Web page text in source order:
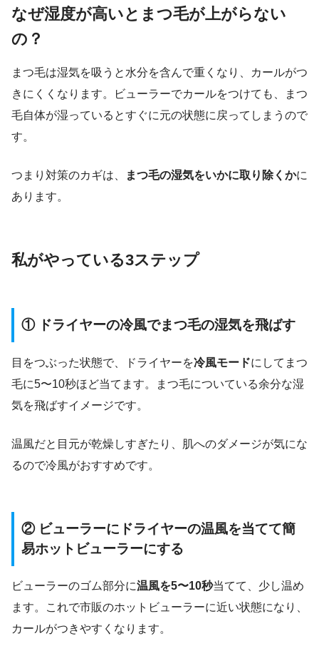
なぜ湿度が高いとまつ毛が上がらない
の？
まつ毛は湿気を吸うと水分を含んで重くなり、カールがつ
きにくくなります。ビューラーでカールをつけても、まつ
毛自体が湿っているとすぐに元の状態に戻ってしまうので
す。
つまり対策のカギは、 まつ毛の湿気をいかに取り除くかに
あります。
私がやっている3ステップ
① ドライヤーの冷風でまつ毛の湿気を飛ばす
目をつぶった状態で、ドライヤーを冷風モードにしてまつ
毛に5〜10秒ほど当てます。まつ毛についている余分な湿
気を飛ばすイメージです。
温風だと目元が乾燥しすぎたり、肌へのダメージが気にな
るので冷風がおすすめです。
② ビューラーにドライヤーの温風を当てて簡
易ホットビューラーにする
ビューラーのゴム部分に温風を5〜10秒当てて、少し温め
ます。これで市販のホットビューラーに近い状態になり、
カールがつきやすくなります。